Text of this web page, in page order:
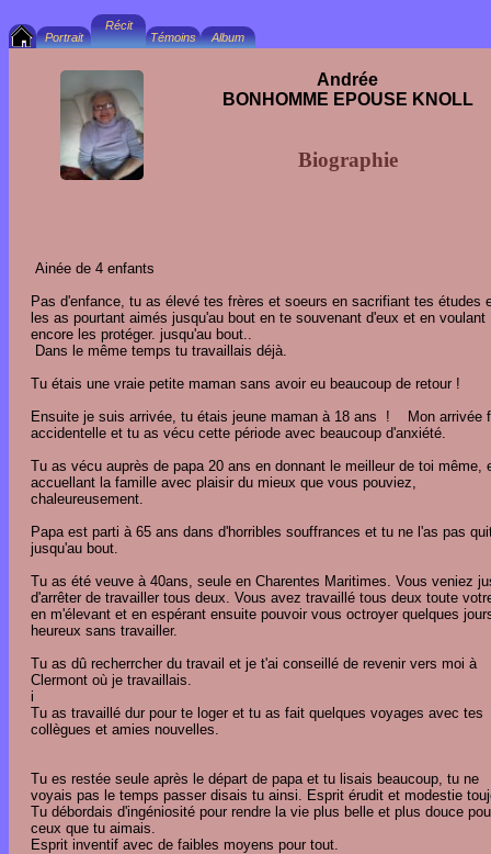
Andrée
BONHOMME EPOUSE KNOLL
Biographie
Ainée de 4 enfants
Pas d'enfance, tu as élevé tes frères et soeurs en sacrifiant tes études
les as pourtant aimés jusqu'au bout en te souvenant d'eux et en voulant
encore les protéger. jusqu'au bout..
Dans le même temps tu travaillais déjà.
Tu étais une vraie petite maman sans avoir eu beaucoup de retour !
Ensuite je suis arrivée, tu étais jeune maman à 18 ans ! Mon arrivée
accidentelle et tu as vécu cette période avec beaucoup d'anxiété.
Tu as vécu auprès de papa 20 ans en donnant le meilleur de toi même,
accuellant la famille avec plaisir du mieux que vous pouviez,
chaleureusement.
Papa est parti à 65 ans dans d'horribles souffrances et tu ne l'as pas
jusqu'au bout.
Tu as été veuve à 40ans, seule en Charentes Maritimes. Vous veniez
d'arrêter de travailler tous deux. Vous avez travaillé tous deux toute
en m'élevant et en espérant ensuite pouvoir vous octroyer quelques
heureux sans travailler.
Tu as dû recherrcher du travail et je t'ai conseillé de revenir vers moi à
Clermont où je travaillais.
i
Tu as travaillé dur pour te loger et tu as fait quelques voyages avec tes
collègues et amies nouvelles.
Tu es restée seule après le départ de papa et tu lisais beaucoup, tu ne
voyais pas le temps passer disais tu ainsi. Esprit érudit et modestie
Tu débordais d'ingéniosité pour rendre la vie plus belle et plus douce
ceux que tu aimais.
Esprit inventif avec de faibles moyens pour tout.